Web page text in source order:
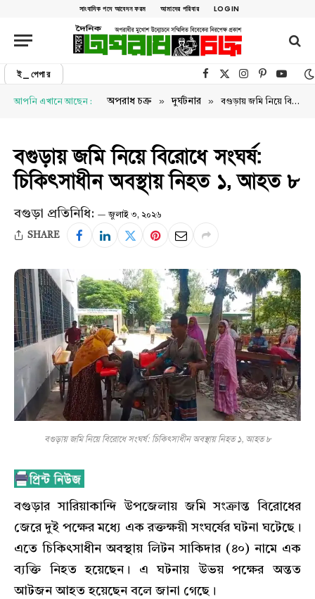
সাংবাদিক পদে আবেদন ফরম আমাদের পরিবার LOGIN
ই_পেপার Facebook
X (Twitter)Instagram
Pinterest
আপনি এখানে আছেন : অপরাধ চক্র » দুর্ঘটনার » বগুড়ায় জমি নিয়ে বিরোধে সংঘর্ষ: চিকিৎসাধীন অবস্থায় নিহত ১, আহত ৮
বগুড়ায় জমি নিয়ে বিরোধে সংঘর্ষ:
চিকিৎসাধীন অবস্থায় নিহত ১, আহত ৮
বগুড়া প্রতিনিধি: জুলাই ৩, ২০২৬
SHARE
বগুড়ায় জমি নিয়ে বিরোধে সংঘর্ষ: চিকিৎসাধীন অবস্থায় নিহত ১, আহত ৮
বগুড়ার সারিয়াকান্দি উপজেলায় জমি সংক্রান্ত বিরোধের
জেরে দুই পক্ষের মধ্যে এক রক্তক্ষয়ী সংঘর্ষের ঘটনা ঘটেছে।
এতে চিকিৎসাধীন অবস্থায় লিটন সাকিদার (৪০) নামে এক
ব্যক্তি নিহত হয়েছেন। এ ঘটনায় উভয় পক্ষের অন্তত
আটজন আহত হয়েছেন বলে জানা গেছে।